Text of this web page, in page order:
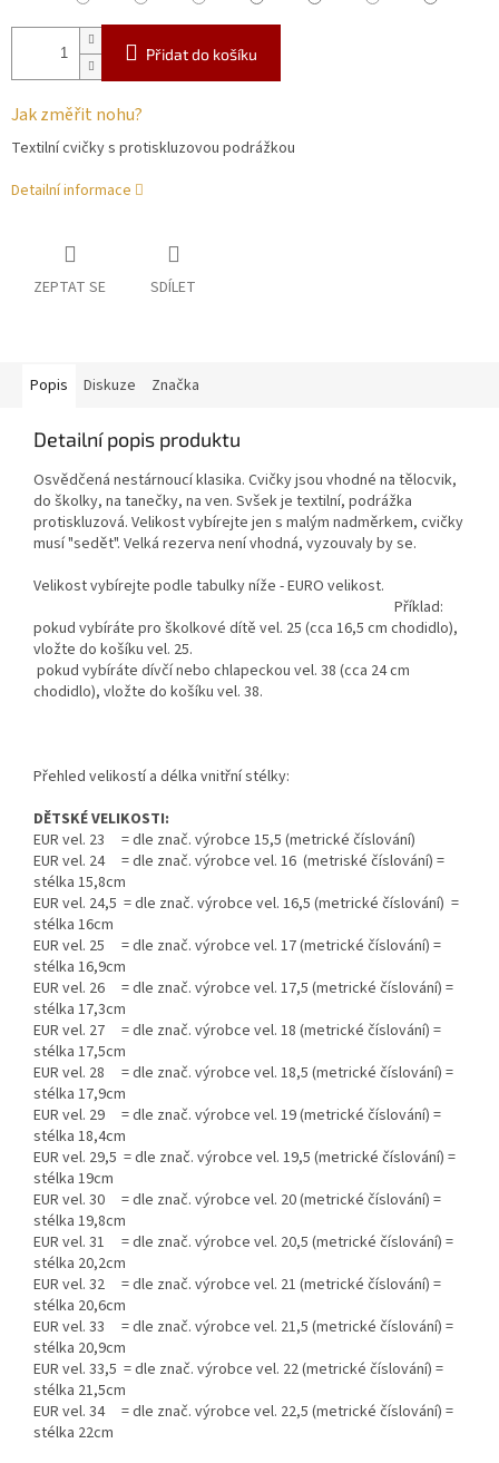
Přidat do košíku
Jak změřit nohu?
Textilní cvičky s protiskluzovou podrážkou
Detailní informace
ZEPTAT SE SDÍLET
Popis Diskuze Značka
Detailní popis produktu
Osvědčená nestárnoucí klasika. Cvičky jsou vhodné na tělocvik,
do školky, na tanečky, na ven. Svšek je textilní, podrážka
protiskluzová. Velikost vybírejte jen s malým nadměrkem, cvičky
musí "sedět". Velká rezerva není vhodná, vyzouvaly by se.
Velikost vybírejte podle tabulky níže - EURO velikost.
Příklad:
pokud vybíráte pro školkové dítě vel. 25 (cca 16,5 cm chodidlo),
vložte do košíku vel. 25.
pokud vybíráte dívčí nebo chlapeckou vel. 38 (cca 24 cm
chodidlo), vložte do košíku vel. 38.
Přehled velikostí a délka vnitřní stélky:
DĚTSKÉ VELIKOSTI:
EUR vel. 23 = dle znač. výrobce 15,5 (metrické číslování)
EUR vel. 24 = dle znač. výrobce vel. 16 (metriské číslování) =
stélka 15,8cm
EUR vel. 24,5 = dle znač. výrobce vel. 16,5 (metrické číslování) =
stélka 16cm
EUR vel. 25 = dle znač. výrobce vel. 17 (metrické číslování) =
stélka 16,9cm
EUR vel. 26 = dle znač. výrobce vel. 17,5 (metrické číslování) =
stélka 17,3cm
EUR vel. 27 = dle znač. výrobce vel. 18 (metrické číslování) =
stélka 17,5cm
EUR vel. 28 = dle znač. výrobce vel. 18,5 (metrické číslování) =
stélka 17,9cm
EUR vel. 29 = dle znač. výrobce vel. 19 (metrické číslování) =
stélka 18,4cm
EUR vel. 29,5 = dle znač. výrobce vel. 19,5 (metrické číslování) =
stélka 19cm
EUR vel. 30 = dle znač. výrobce vel. 20 (metrické číslování) =
stélka 19,8cm
EUR vel. 31 = dle znač. výrobce vel. 20,5 (metrické číslování) =
stélka 20,2cm
EUR vel. 32 = dle znač. výrobce vel. 21 (metrické číslování) =
stélka 20,6cm
EUR vel. 33 = dle znač. výrobce vel. 21,5 (metrické číslování) =
stélka 20,9cm
EUR vel. 33,5 = dle znač. výrobce vel. 22 (metrické číslování) =
stélka 21,5cm
EUR vel. 34 = dle znač. výrobce vel. 22,5 (metrické číslování) =
stélka 22cm